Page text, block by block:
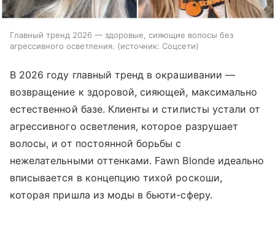
Главный тренд 2026 — здоровые, сияющие волосы без
агрессивного осветления.
источник: Соцсети
В 2026 году главный тренд в окрашивании —
возвращение к здоровой, сияющей, максимально
естественной базе. Клиенты и стилисты устали от
агрессивного осветления, которое разрушает
волосы, и от постоянной борьбы с
нежелательными оттенками. Fawn Blonde идеально
вписывается в концепцию тихой роскоши,
которая пришла из моды в бьюти-сферу.